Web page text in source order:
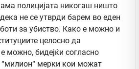
ама полицијата никогаш ништо
не се утврди барем во еден
за убиство. Како е можно и
целосно да
можно, бидејќи согласно
“милион“ мерки кои можат